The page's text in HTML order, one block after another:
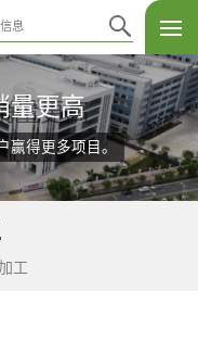
量更高
赢得更多项目。
工